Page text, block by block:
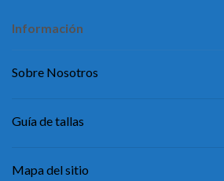
Información
Sobre Nosotros
Guía de tallas
Mapa del sitio